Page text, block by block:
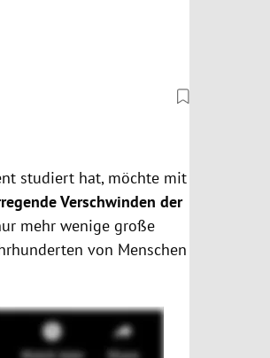
studiert hat, möchte mit
Verschwinden der
mehr wenige große
von Menschen